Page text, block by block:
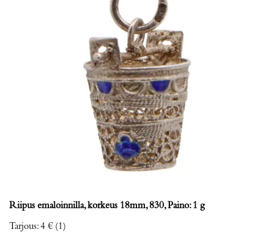
Riipus emaloinnilla, korkeus 18mm, 830, Paino: 1 g
Tarjous:4 € (1)